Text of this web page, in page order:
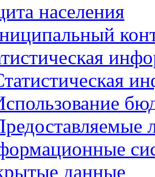
населения
данные